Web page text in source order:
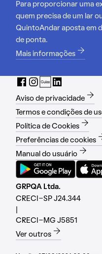
Para proporcionar uma
quem precisa de um lar
QuintoAndar aposta em
de ponta.
Mais informações
Aviso de privacidade
Termos e condições de
Política de Cookies
Preferências de cookies
Manual do usuário
GRPQA Ltda.
CRECI-SP J24.344
CRECI-MG J5851
Ver outros